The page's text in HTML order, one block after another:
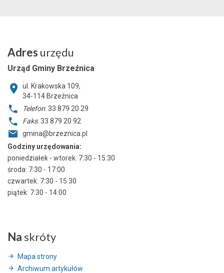
Adres urzędu
Urząd Gminy Brzeźnica
ul. Krakowska 109,
34-114 Brzeźnica
Telefon: 33 879 20 29
Faks: 33 879 20 92
gmina@brzeznica.pl
Godziny urzędowania:
poniedziałek - wtorek: 7:30 - 15:30
środa: 7:30 - 17:00
czwartek: 7:30 - 15:30
piątek: 7:30 - 14:00
Na skróty
Mapa strony
Archiwum artykułów